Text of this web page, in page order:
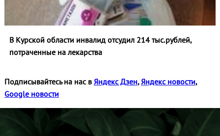
В Курской области инвалид отсудил 214 тыс.рублей,
потраченные на лекарства
Подписывайтесь на нас в Яндекс Дзен, Яндекс новости,
Google новости